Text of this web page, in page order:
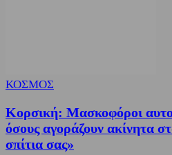
ΚΟΣΜΟΣ
Κορσική: Μασκοφόροι
όσους αγοράζουν ακίνητα
σπίτια σας»